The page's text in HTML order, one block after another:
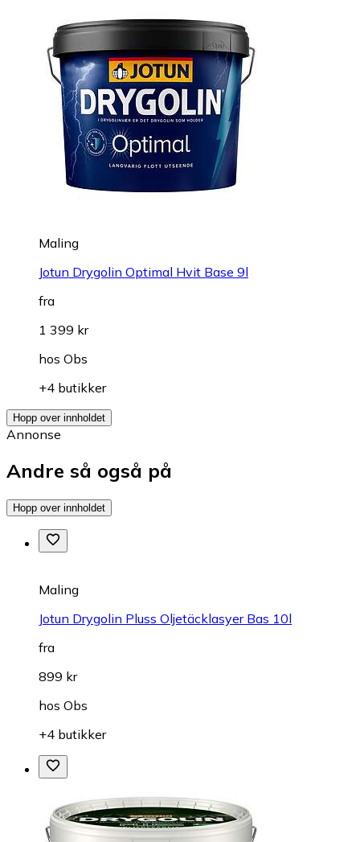
Maling
Jotun Drygolin Optimal Hvit Base 9l
fra
1 399 kr
hos Obs
+4 butikker
Hopp over innholdet
Annonse
Andre så også på
Hopp over innholdet
Maling
Jotun Drygolin Pluss Oljetäcklasyer Bas 10l
fra
899 kr
hos Obs
+4 butikker